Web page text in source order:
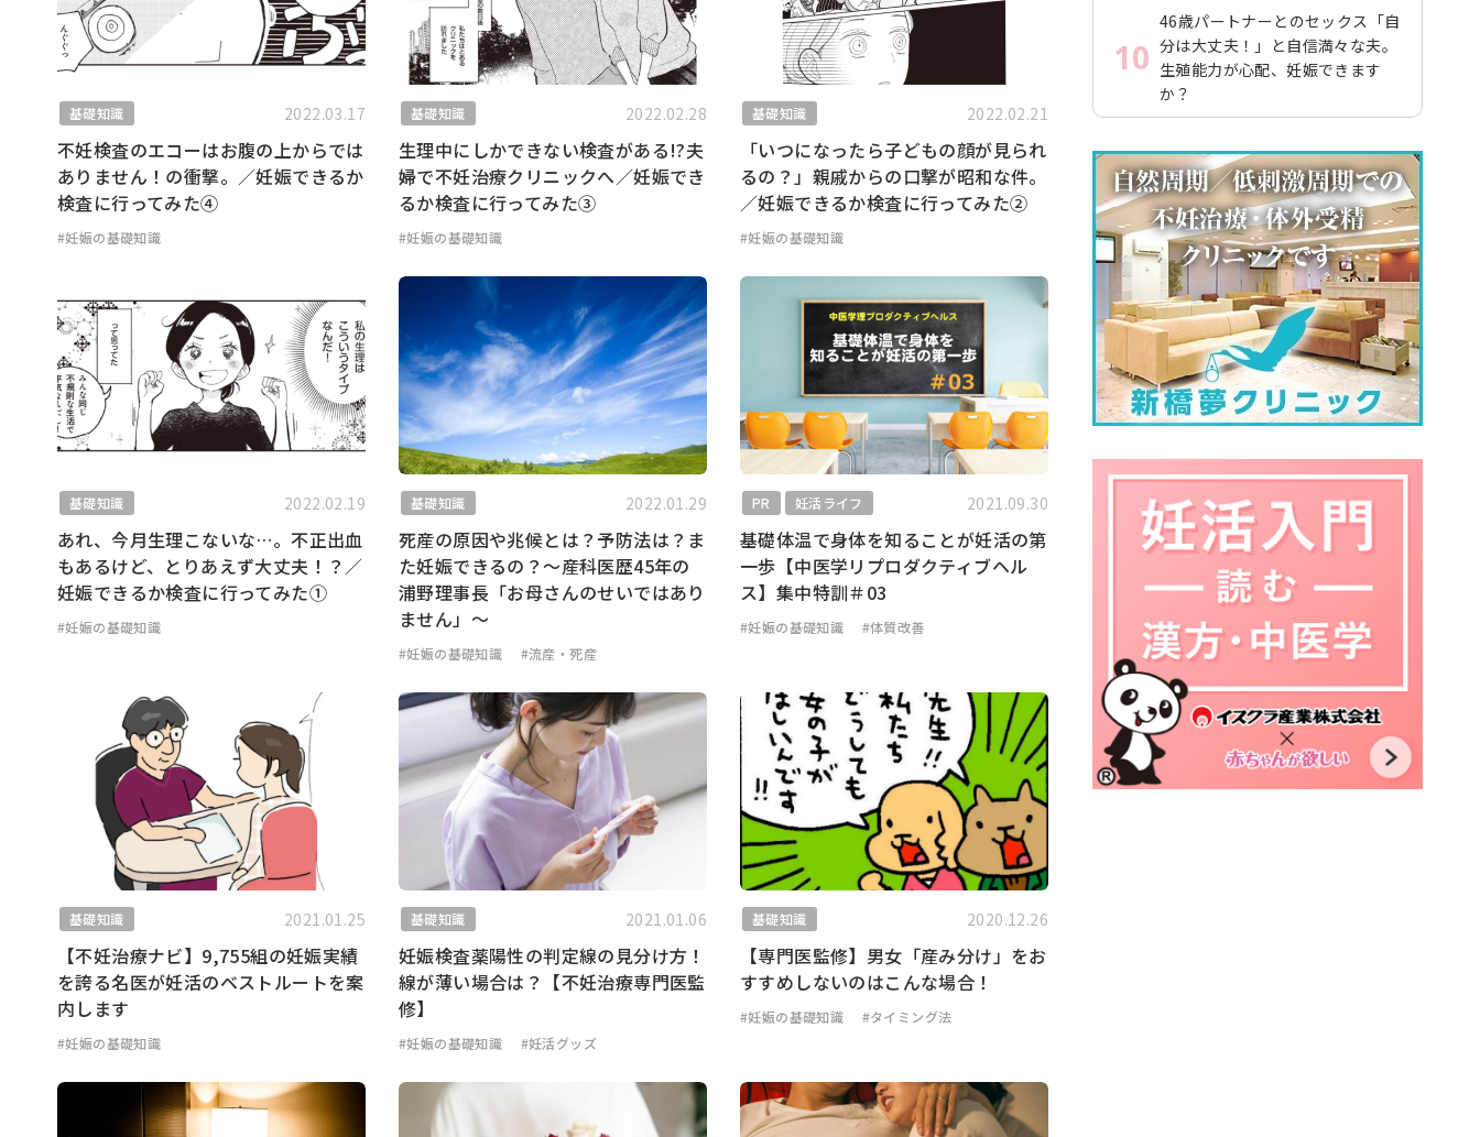
基礎知識 2022.03.17
不妊検査のエコーはお腹の上からでは
ありません！の衝撃。／妊娠できるか
検査に行ってみた④
#妊娠の基礎知識
基礎知識 2022.02.28
生理中にしかできない検査がある!?夫
婦で不妊治療クリニックへ／妊娠でき
るか検査に行ってみた③
#妊娠の基礎知識
基礎知識 2022.02.21
「いつになったら子どもの顔が見られ
るの？」親戚からの口撃が昭和な件。
／妊娠できるか検査に行ってみた②
#妊娠の基礎知識
基礎知識 2022.02.19
あれ、今月生理こないな…。不正出血
もあるけど、とりあえず大丈夫！？／
妊娠できるか検査に行ってみた①
#妊娠の基礎知識
基礎知識 2022.01.29
死産の原因や兆候とは？予防法は？ま
た妊娠できるの？〜産科医歴45年の
浦野理事長「お母さんのせいではあり
ません」〜
#妊娠の基礎知識 #流産・死産
PR 妊活ライフ 2021.09.30
基礎体温で身体を知ることが妊活の第
一歩【中医学リプロダクティブヘル
ス】集中特訓＃03
#妊娠の基礎知識 #体質改善
基礎知識 2021.01.25
【不妊治療ナビ】9,755組の妊娠実績
を誇る名医が妊活のベストルートを案
内します
#妊娠の基礎知識
基礎知識 2021.01.06
妊娠検査薬陽性の判定線の見分け方！
線が薄い場合は？【不妊治療専門医監
修】
#妊娠の基礎知識 #妊活グッズ
基礎知識 2020.12.26
【専門医監修】男女「産み分け」をお
すすめしないのはこんな場合！
#妊娠の基礎知識 #タイミング法
10
46歳パートナーとのセックス「自
分は大丈夫！」と自信満々な夫。
生殖能力が心配、妊娠できます
か？